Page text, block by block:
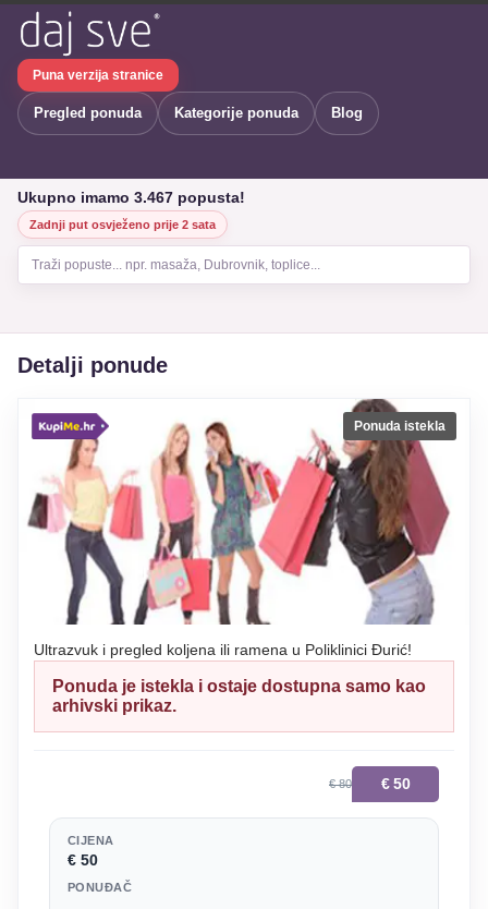
Puna verzija stranice
Pregled ponuda Kategorije ponuda Blog
Ukupno imamo 3.467 popusta!
Zadnji put osvježeno prije 2 sata
Traži popuste... npr. masaža, Dubrovnik, toplice...
Detalji ponude
Ponuda istekla
Ultrazvuk i pregled koljena ili ramena u Poliklinici Đurić!
Ponuda je istekla i ostaje dostupna samo kao
arhivski prikaz.
€ 80 € 50
CIJENA
€ 50
PONUĐAČ